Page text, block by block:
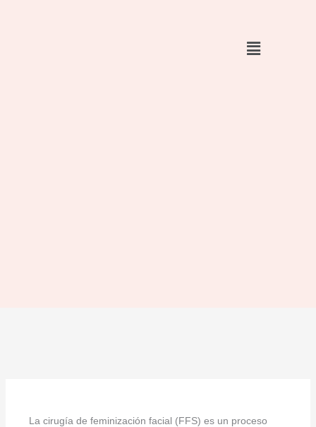
La cirugía de feminización facial (FFS) es un proceso